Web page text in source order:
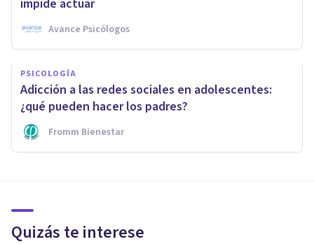
impide actuar
Avance Psicólogos
PSICOLOGÍA
Adicción a las redes sociales en adolescentes:
¿qué pueden hacer los padres?
Fromm Bienestar
Quizás te interese